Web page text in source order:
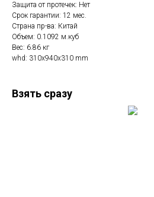
Защита от протечек: Нет
Срок гарантии: 12 мес.
Страна пр-ва: Китай
Объем: 0.1092 м.куб
Вес: 6.86 кг
whd: 310x940x310 mm
Взять сразу